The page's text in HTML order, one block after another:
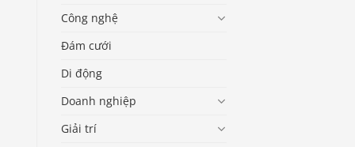
Công nghệ
Đám cưới
Di động
Doanh nghiệp
Giải trí